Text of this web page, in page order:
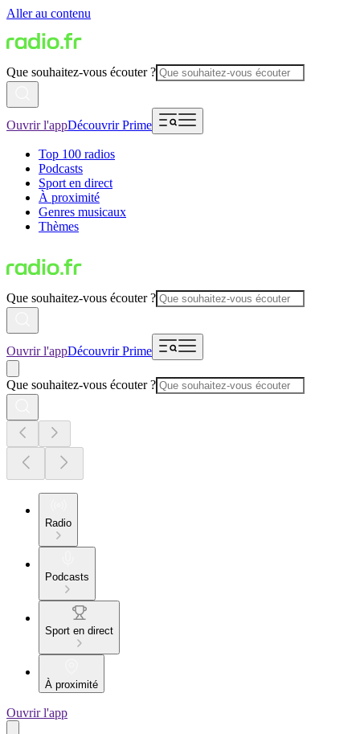
Aller au contenu
Que souhaitez-vous écouter ?
Ouvrir l'appDécouvrir Prime
Top 100 radios
Podcasts
Sport en direct
À proximité
Genres musicaux
Thèmes
Que souhaitez-vous écouter ?
Ouvrir l'appDécouvrir Prime
Que souhaitez-vous écouter ?
Radio
Podcasts
Sport en direct
À proximité
Ouvrir l'app